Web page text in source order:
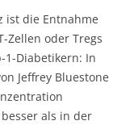
ist die Entnahme
Zellen oder Tregs
1-Diabetikern: In
Jeffrey Bluestone
als in der